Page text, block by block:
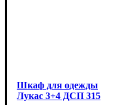
Шкаф для одежды
Лукас 3+4 ДСП 315